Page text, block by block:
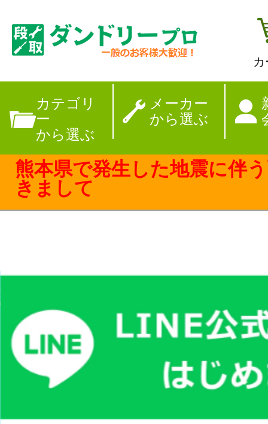
カテゴリ
ー
から選ぶ
メーカー
から選ぶ
【夏季休暇のお
熊本県で発生した地震に伴
きまして